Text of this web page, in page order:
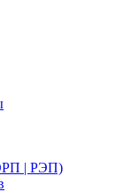
| РЭП)